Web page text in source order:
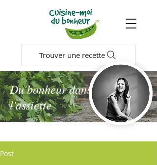
Trouver une recette
Du bonheur dans
l'assiette
Post